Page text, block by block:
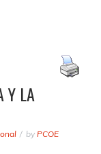
Y LA
by PCOE